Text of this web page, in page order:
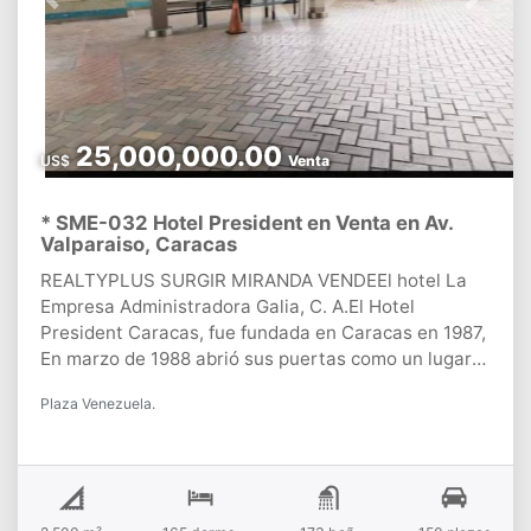
Previous Next
* SME-032 Hotel President en Venta en Av.
Valparaiso, Caracas
REALTYPLUS SURGIR MIRANDA VENDEEl hotel La
Empresa Administradora Galia, C. A.El Hotel
President Caracas, fue fundada en Caracas en 1987,
En marzo de 1988 abrió sus puertas como un lugar
capital.El Hotel President Caracas cuenta con una
edificio está a pocos metros del Boulevard de
Sabana Grande y de la estación del Metro de
Caracas, equidistante de los principales centros
US$25,000,000.00Venta
Plaza Venezuela.